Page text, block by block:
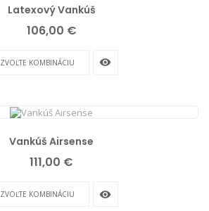
Latexový Vankúš
Cena
106,00 €
ZVOĽTE KOMBINÁCIU remove_red_eye
Vankúš Airsense
Cena
111,00 €
ZVOĽTE KOMBINÁCIU remove_red_eye